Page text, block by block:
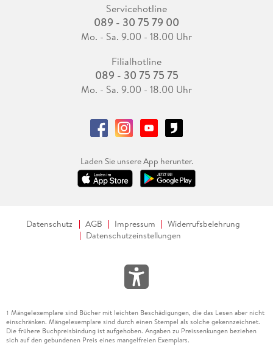
Servicehotline
089 - 30 75 79 00
Mo. - Sa. 9.00 - 18.00 Uhr
Filialhotline
089 - 30 75 75 75
Mo. - Sa. 9.00 - 18.00 Uhr
Laden Sie unsere App herunter.
Datenschutz AGB Impressum
Widerrufsbelehrung
Datenschutzeinstellungen
1 Mängelexemplare sind Bücher mit leichten Beschädigungen, die das Lesen aber nicht
einschränken. Mängelexemplare sind durch einen Stempel als solche gekennzeichnet.
Die frühere Buchpreisbindung ist aufgehoben. Angaben zu Preissenkungen beziehen
sich auf den gebundenen Preis eines mangelfreien Exemplars.